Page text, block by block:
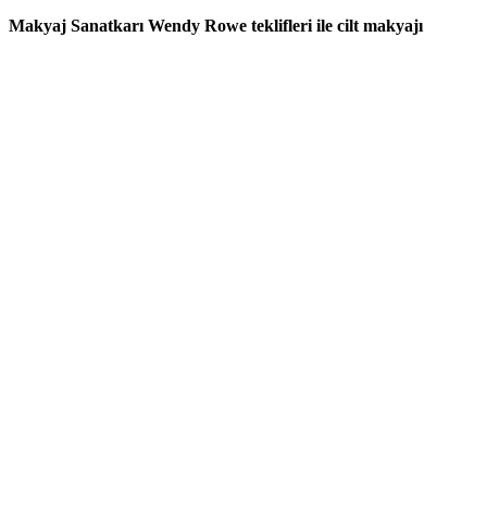
Makyaj Sanatkarı Wendy Rowe teklifleri ile cilt makyajı